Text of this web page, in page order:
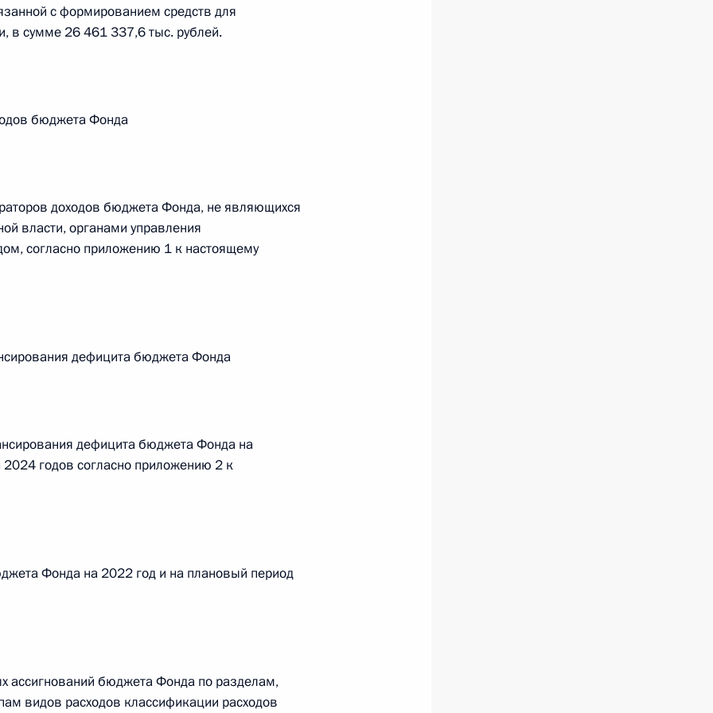
статусе представительств компетентных органов
Федерации и Киргизской Республике
г. № 252-ФЗ
№ 250-ФЗ
Российской Федерации и Правительством
деятельности с драгоценными металлами,
с формированием средств для
в сумме 26 461 337,6 тыс. рублей.
бюджета Фонда
доходов бюджета Фонда, не являющихся
власти, органами управления
согласно приложению 1 к настоящему
дефицита бюджета Фонда
дефицита бюджета Фонда на
годов согласно приложению 2 к
Фонда на 2022 год и на плановый период
ассигнований бюджета Фонда по разделам,
видов расходов классификации расходов